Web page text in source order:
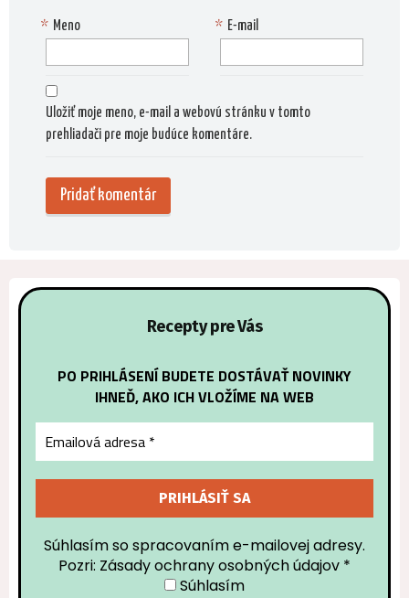
Meno
* E-mail
*
Uložiť moje meno, e-mail a webovú stránku v tomto
prehliadači pre moje budúce komentáre.
Recepty pre Vás
PO PRIHLÁSENÍ BUDETE DOSTÁVAŤ NOVINKY
IHNEĎ, AKO ICH VLOŽÍME NA WEB
Súhlasím so spracovaním e-mailovej adresy.
Pozri: Zásady ochrany osobných údajov *
Súhlasím